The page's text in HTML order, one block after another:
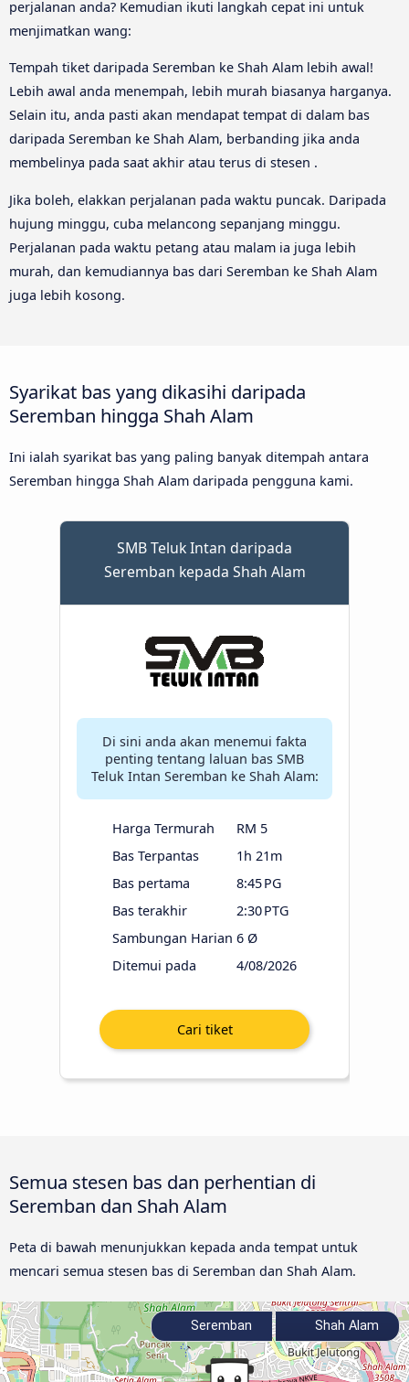
perjalanan anda? Kemudian ikuti langkah cepat ini untuk
menjimatkan wang:
Tempah tiket daripada Seremban ke Shah Alam lebih awal!
Lebih awal anda menempah, lebih murah biasanya harganya.
Selain itu, anda pasti akan mendapat tempat di dalam bas
daripada Seremban ke Shah Alam, berbanding jika anda
membelinya pada saat akhir atau terus di stesen .
Jika boleh, elakkan perjalanan pada waktu puncak. Daripada
hujung minggu, cuba melancong sepanjang minggu.
Perjalanan pada waktu petang atau malam ia juga lebih
murah, dan kemudiannya bas dari Seremban ke Shah Alam
juga lebih kosong.
Syarikat bas yang dikasihi daripada
Seremban hingga Shah Alam
Ini ialah syarikat bas yang paling banyak ditempah antara
Seremban hingga Shah Alam daripada pengguna kami.
SMB Teluk Intan daripada
Seremban kepada Shah Alam
Di sini anda akan menemui fakta
penting tentang laluan bas SMB
Teluk Intan Seremban ke Shah Alam:
Harga Termurah
RM 5
Bas Terpantas
1h 21m
Bas pertama
8:45 PG
Bas terakhir
2:30 PTG
Sambungan Harian 6 Ø
Ditemui pada
4/08/2026
Semua stesen bas dan perhentian di
Seremban dan Shah Alam
Peta di bawah menunjukkan kepada anda tempat untuk
mencari semua stesen bas di Seremban dan Shah Alam.
Seremban Shah Alam